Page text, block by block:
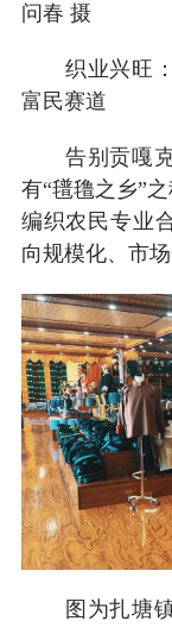
问春 摄
织业兴旺：
富民赛道
告别贡嘎克
有“氆氇之乡”
编织农民专业
向规模化、市
图为扎塘镇